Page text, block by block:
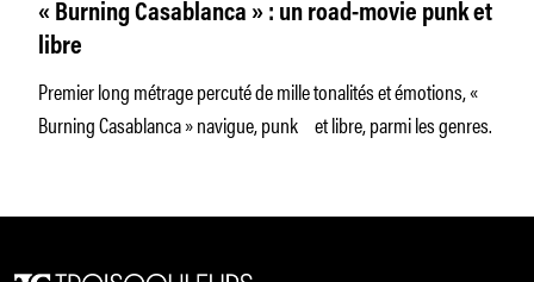
« Burning Casablanca » : un road-movie punk et
libre
Premier long métrage percuté de mille tonalités et émotions, «
Burning Casablanca » navigue, punk et libre, parmi les genres.